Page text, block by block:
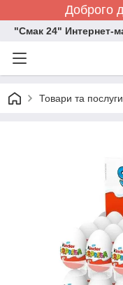
Доброго
"Смак 24" Интернет-
Товари та послуги